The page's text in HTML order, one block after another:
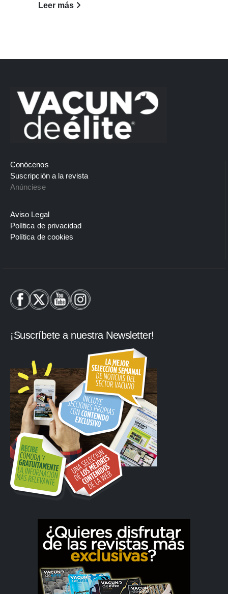
Leer más
Conócenos
Suscripción a la revista
Anúnciese
Aviso Legal
Política de privacidad
Política de cookies
¡Suscríbete a nuestra Newsletter!